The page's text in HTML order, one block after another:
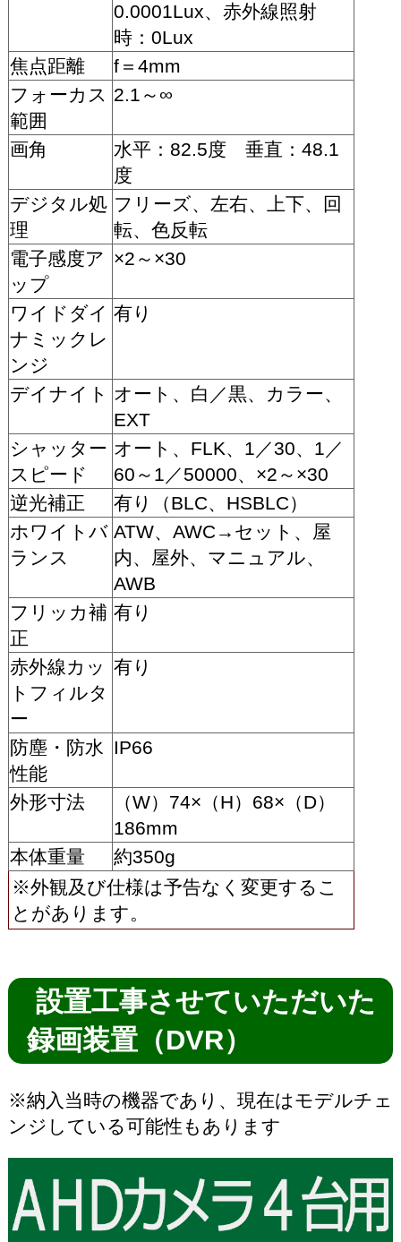
0.0001Lux、赤外線照射
時：0Lux
焦点距離
f＝4mm
フォーカス
範囲
2.1～∞
画角
水平：82.5度 垂直：48.1
度
デジタル処
理
フリーズ、左右、上下、回
転、色反転
電子感度ア
ップ
×2～×30
ワイドダイ
ナミックレ
ンジ
有り
デイナイト オート、白／黒、カラー、
EXT
シャッター
スピード
オート、FLK、1／30、1／
60～1／50000、×2～×30
逆光補正
有り（BLC、HSBLC）
ホワイトバ
ランス
ATW、AWC→セット、屋
内、屋外、マニュアル、
AWB
フリッカ補
正
有り
赤外線カッ
トフィルタ
ー
有り
防塵・防水
性能
IP66
外形寸法
（W）74×（H）68×（D）
186mm
本体重量
約350g
※外観及び仕様は予告なく変更するこ
とがあります。
設置工事させていただいた
録画装置（DVR）
※納入当時の機器であり、現在はモデルチェ
ンジしている可能性もあります